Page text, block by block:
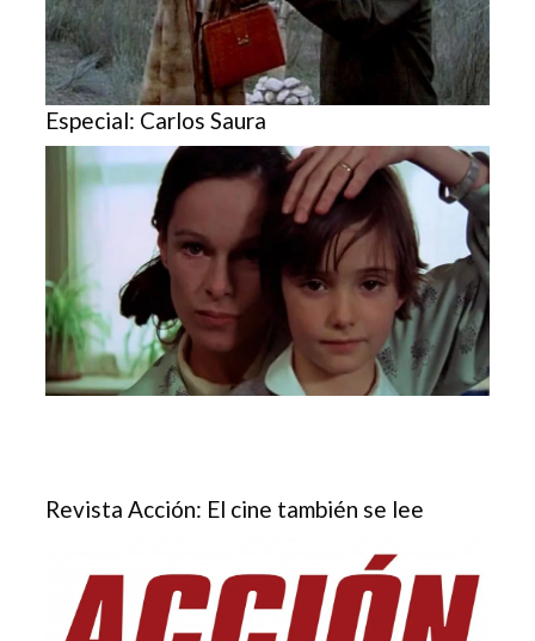
Especial: Carlos Saura
Revista Acción: El cine también se lee